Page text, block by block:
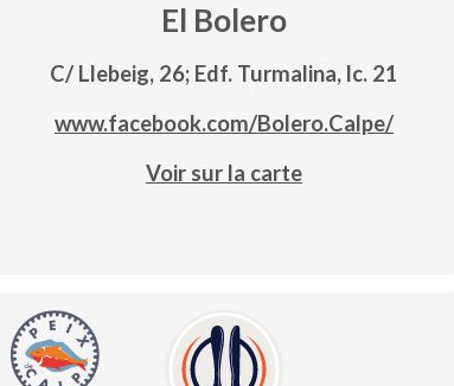
El Bolero
C/ Llebeig, 26; Edf. Turmalina, lc. 21
www.facebook.com/Bolero.Calpe/
Voir sur la carte